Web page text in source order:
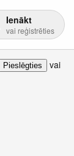
Ienākt
vai reģistrēties
Pieslēgties vai